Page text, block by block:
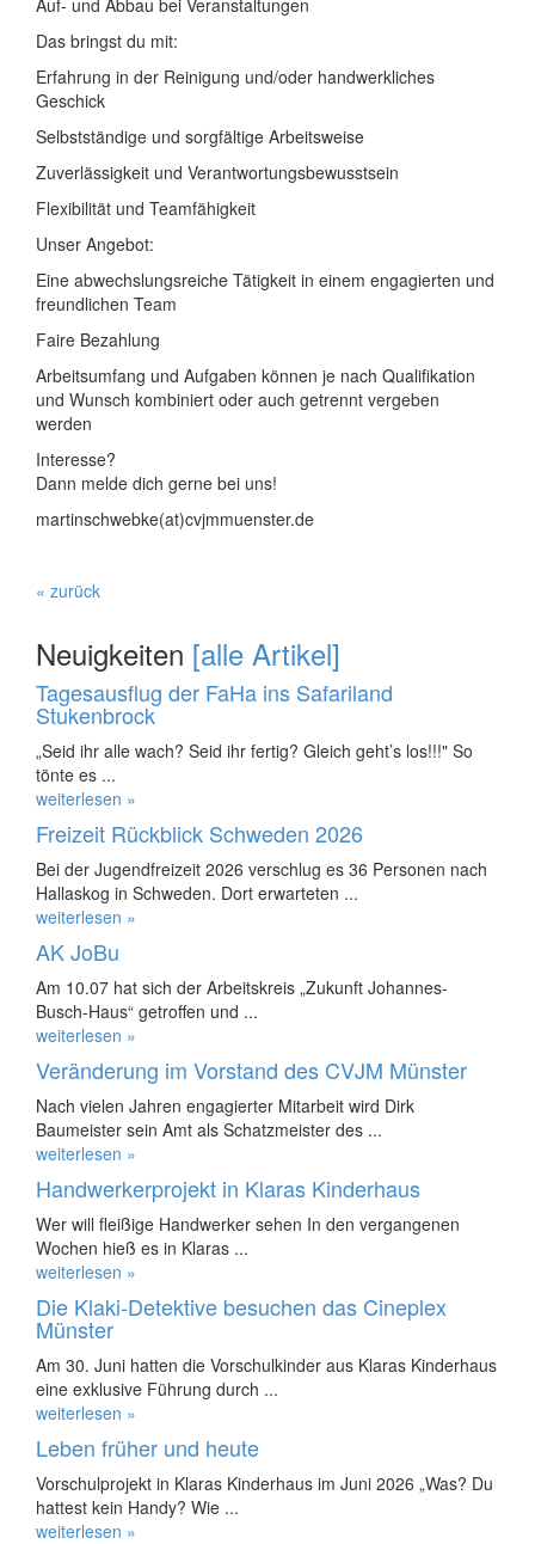
Das bringst du mit:
Erfahrung in der Reinigung und/oder handwerkliches
Geschick
Selbstständige und sorgfältige Arbeitsweise
Zuverlässigkeit und Verantwortungsbewusstsein
Flexibilität und Teamfähigkeit
Unser Angebot:
Eine abwechslungsreiche Tätigkeit in einem engagierten und
freundlichen Team
Faire Bezahlung
Arbeitsumfang und Aufgaben können je nach Qualifikation
und Wunsch kombiniert oder auch getrennt vergeben
werden
Interesse?
Dann melde dich gerne bei uns!
martinschwebke(at)cvjmmuenster.de
« zurück
Neuigkeiten [alle Artikel]
Tagesausflug der FaHa ins Safariland
Stukenbrock
„Seid ihr alle wach? Seid ihr fertig? Gleich geht’s los!!!" So
tönte es ...
weiterlesen »
Freizeit Rückblick Schweden 2026
Bei der Jugendfreizeit 2026 verschlug es 36 Personen nach
Hallaskog in Schweden. Dort erwarteten ...
weiterlesen »
AK JoBu
Am 10.07 hat sich der Arbeitskreis „Zukunft Johannes-
Busch-Haus“ getroffen und ...
weiterlesen »
Veränderung im Vorstand des CVJM Münster
Nach vielen Jahren engagierter Mitarbeit wird Dirk
Baumeister sein Amt als Schatzmeister des ...
weiterlesen »
Handwerkerprojekt in Klaras Kinderhaus
Wer will fleißige Handwerker sehen In den vergangenen
Wochen hieß es in Klaras ...
weiterlesen »
Die Klaki-Detektive besuchen das Cineplex
Münster
Am 30. Juni hatten die Vorschulkinder aus Klaras Kinderhaus
eine exklusive Führung durch ...
weiterlesen »
Leben früher und heute
Vorschulprojekt in Klaras Kinderhaus im Juni 2026 „Was? Du
hattest kein Handy? Wie ...
weiterlesen »